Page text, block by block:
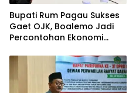
Bupati Rum Pagau Sukses
Gaet OJK, Boalemo Jadi
Percontohan Ekonomi